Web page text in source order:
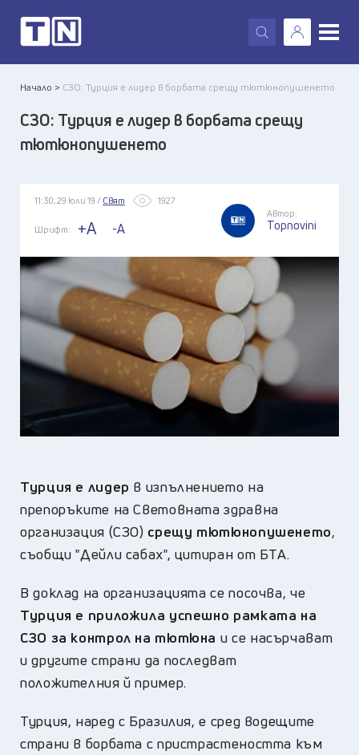
X
Начало > СЗО: Турция е лидер в борбата срещу тютюнопушенето
СЗО: Турция е лидер в борбата срещу
тютюнопушенето
11:30, 29 юли 19 / Свят 1927
Шрифт: +A -A
Автор:
Topnovini
Турция е лидер в изпълнението на
препоръките на Световната здравна
организация (СЗО) срещу тютюнопушенето,
съобщи "Дейли сабах", цитиран от БТА.
В доклад на организацията се посочва, че
Турция е приложила успешно рамката на
СЗО за контрол на тютюна и се насърчават
и другите страни да последват
положителния й пример.
Турция, наред с Бразилия, е сред водещите
страни в борбата с пристрастеността към